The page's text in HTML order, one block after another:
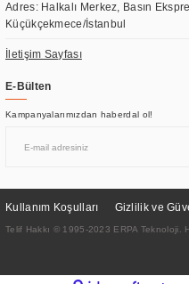
Adres: Halkalı Merkez, Basın
Küçükçekmece/İstanbul
İletişim Sayfası
E-Bülten
Kampanyalarımızdan haberdal ol!
Kullanım Koşulları Gizlilik ve
Telif Hakkı © 1995-2023 ERPA Teknoloji.